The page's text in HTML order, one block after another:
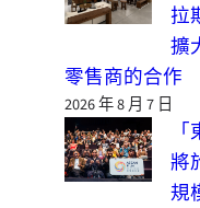
拉
擴
零售商的合作
2026 年 8 月 7 日
將
規